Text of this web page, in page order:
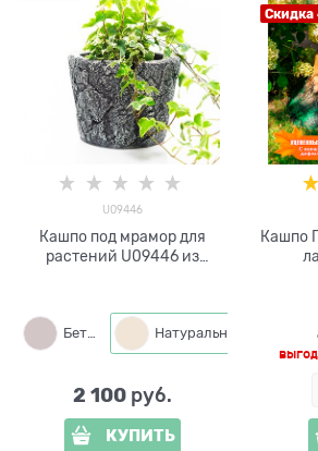
U09446
Кашпо под мрамор для
растений U09446 из
Бетон
2 100 руб.
КУПИТЬ
Скидка
Кашпо